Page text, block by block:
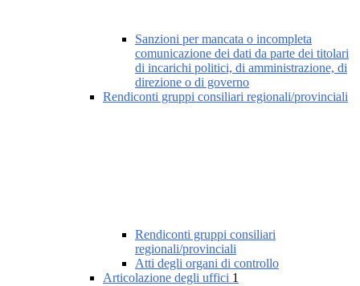
Sanzioni per mancata o incompleta
comunicazione dei dati da parte dei titolari
di incarichi politici, di amministrazione, di
direzione o di governo
Rendiconti gruppi consiliari regionali/provinciali
Rendiconti gruppi consiliari
regionali/provinciali
Atti degli organi di controllo
Articolazione degli uffici 1